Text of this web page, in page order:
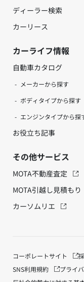
ディーラー検索
カーリース
カーライフ情報
自動車カタログ
メーカーから探す
ボディタイプから探す
エンジンタイプから探
お役立ち記事
その他サービス
MOTA不動産査定
MOTA引越し見積もり
カーソムリエ
コーポレートサイト
SNS利用規約
プライ